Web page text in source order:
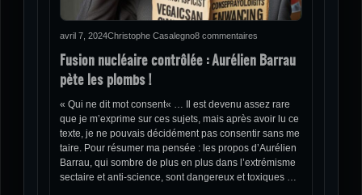
avril 7, 2024Christophe Casalegno8 commentaires
Fusion nucléaire contrôlée : Aurélien Barrau
pète les plombs !
« Qui ne dit mot consent« … Il est devenu assez rare
que je m’exprime sur ces sujets, mais après avoir lu ce
texte, je ne pouvais décidément pas consentir sans me
taire. Pour résumer ma pensée : les propos d’Aurélien
Barrau, qui sombre de plus en plus dans l’extrémisme
sectaire et anti-science, sont dangereux et toxiques …